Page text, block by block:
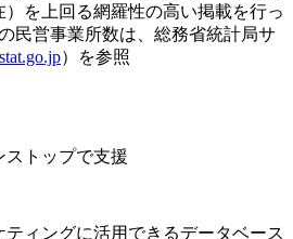
）を上回る網羅性の高い掲載を行っ
民営事業所数は、総務省統計局サ
）を参照
ストップで支援
ィングに活用できるデータベース